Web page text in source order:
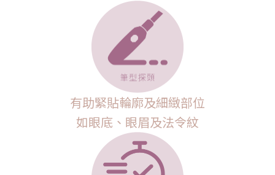
有助緊貼輪廓及細緻部位
如眼底、眼眉及法令紋